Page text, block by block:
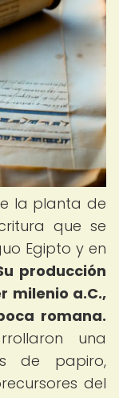
la planta de
que se
Egipto y en
producción
milenio a.C.,
romana.
una
de papiro,
del